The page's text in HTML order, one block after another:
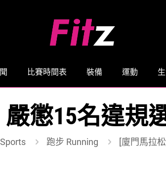
比賽時間表 裝備 運動
嚴懲15名違規
跑步 Running [廈門馬拉